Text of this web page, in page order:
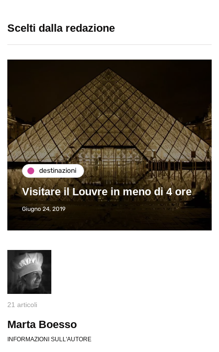
Scelti dalla redazione
destinazioni
Visitare il Louvre in meno di 4 ore
Giugno 24, 2019
21 articoli
Marta Boesso
INFORMAZIONI SULL'AUTORE